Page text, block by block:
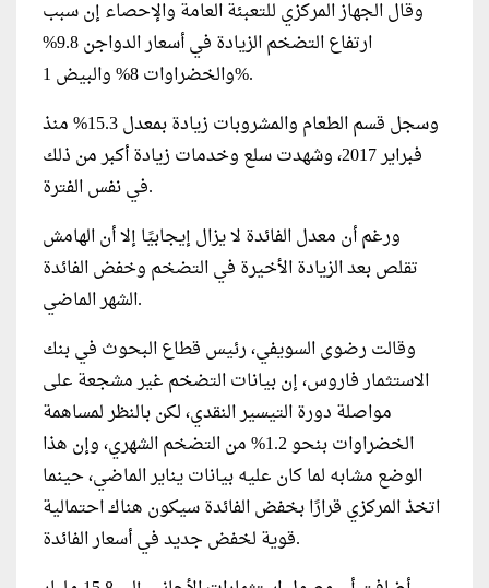
وقال الجهاز المركزي للتعبئة العامة والإحصاء إن سبب
ارتفاع التضخم الزيادة في أسعار الدواجن 9.8%
والخضراوات 8% والبيض 1%.
وسجل قسم الطعام والمشروبات زيادة بمعدل 15.3% منذ
فبراير 2017، وشهدت سلع وخدمات زيادة أكبر من ذلك
في نفس الفترة.
ورغم أن معدل الفائدة لا يزال إيجابيًا إلا أن الهامش
تقلص بعد الزيادة الأخيرة في التضخم وخفض الفائدة
الشهر الماضي.
وقالت رضوى السويفي، رئيس قطاع البحوث في بنك
الاستثمار فاروس، إن بيانات التضخم غير مشجعة على
مواصلة دورة التيسير النقدي، لكن بالنظر لمساهمة
الخضراوات بنحو 1.2% من التضخم الشهري، وإن هذا
الوضع مشابه لما كان عليه بيانات يناير الماضي، حينما
اتخذ المركزي قرارًا بخفض الفائدة سيكون هناك احتمالية
قوية لخفض جديد في أسعار الفائدة.